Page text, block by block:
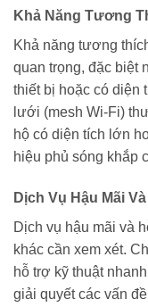
Khả Năng Tương
Khả năng tương
quan trọng, đặc biệt
thiết bị hoặc có diện
lưới (mesh Wi-Fi)
hộ có diện tích lớn
hiệu phủ sóng khắp
Dịch Vụ Hậu Mãi
Dịch vụ hậu mãi và
khác cần xem xét.
hỗ trợ kỹ thuật
giải quyết các vấn